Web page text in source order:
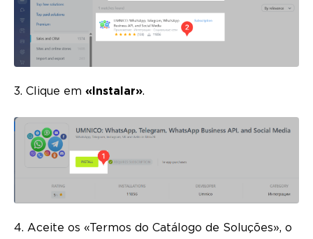
3. Clique em «Instalar».
4. Aceite os «Termos do Catálogo de Soluções», o